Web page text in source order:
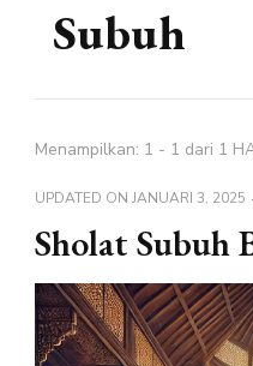
Subuh
Menampilkan: 1 - 1 dari 1
UPDATED ON JANUARI 3, 2025
Sholat Subuh